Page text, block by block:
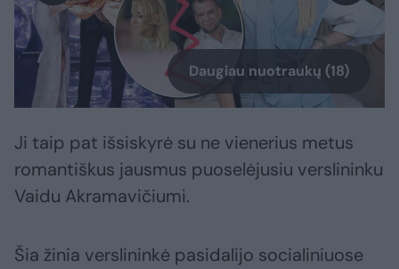
Daugiau nuotraukų (18)
Ji taip pat išsiskyrė su ne vienerius metus
romantiškus jausmus puoselėjusiu verslininku
Vaidu Akramavičiumi.
Šia žinia verslininkė pasidalijo socialiniuose